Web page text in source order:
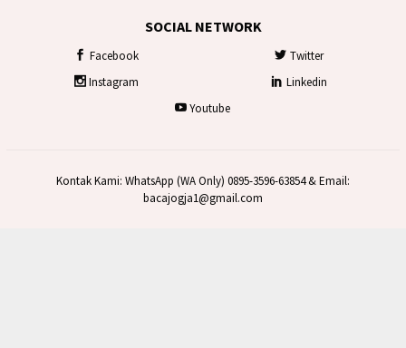
SOCIAL NETWORK
Facebook
Twitter
Instagram
Linkedin
Youtube
Kontak Kami: WhatsApp (WA Only) 0895-3596-63854 & Email:
bacajogja1@gmail.com